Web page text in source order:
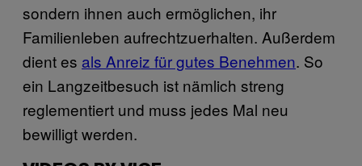
sondern ihnen auch ermöglichen, ihr
Familienleben aufrechtzuerhalten. Außerdem
dient es als Anreiz für gutes Benehmen. So
ein Langzeitbesuch ist nämlich streng
reglementiert und muss jedes Mal neu
bewilligt werden.